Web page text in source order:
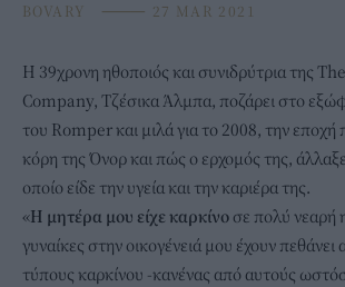
BOVARY ⸻ 27 MAR 2021
Η 39χρονη ηθοποιός και συνιδρύτρια της
Company, Τζέσικα Άλμπα, ποζάρει στο
του Romper και μιλά για το 2008, την εποχή
κόρη της Όνορ και πώς ο ερχομός της,
οποίο είδε την υγεία και την καριέρα της.
«Η μητέρα μου είχε καρκίνο σε πολύ νεαρή
γυναίκες στην οικογένειά μου έχουν
τύπους καρκίνου -κανένας από αυτούς